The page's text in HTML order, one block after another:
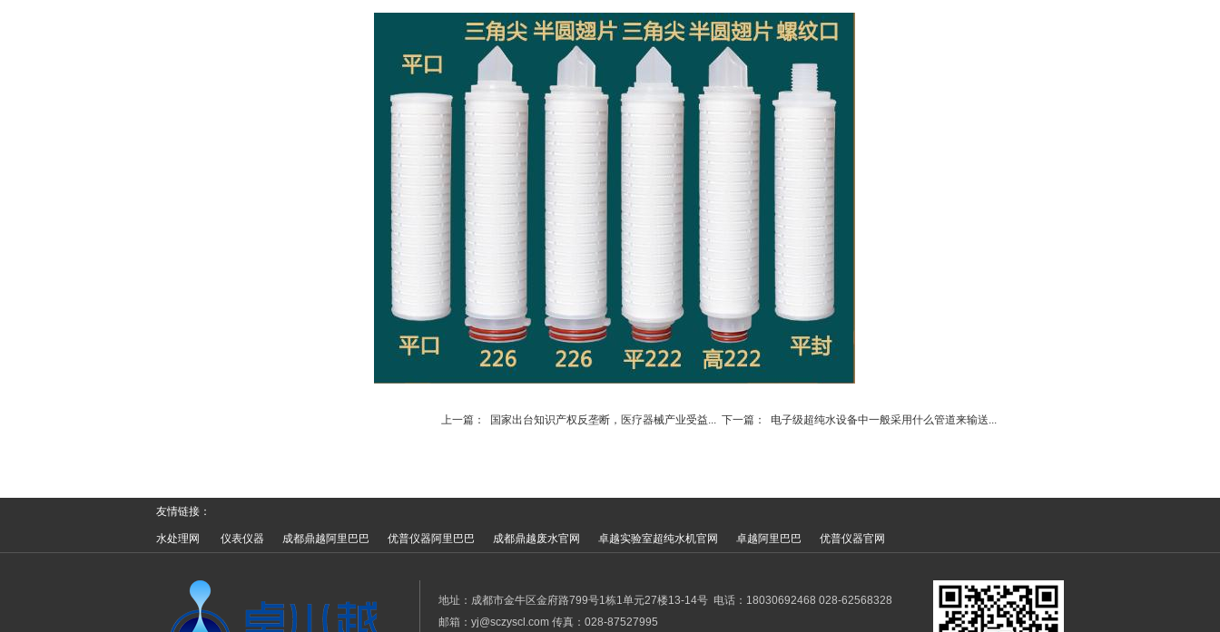
上一篇： 国家出台知识产权反垄断，医疗器械产业受益... 下一篇： 电子级超纯水设备中一般采用什么管道来输送...
友情链接：
水处理网 仪表仪器 成都鼎越阿里巴巴 优普仪器阿里巴巴 成都鼎越废水官网 卓越实验室超纯水机官网 卓越阿里巴巴 优普仪器官网
地址：成都市金牛区金府路799号1栋1单元27楼13-14号 电话：18030692468 028-62568328
邮箱：yj@sczyscl.com 传真：028-87527995